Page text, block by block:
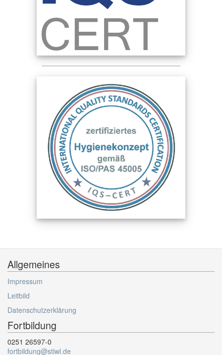
Allgemeines
Impressum
Leitbild
Datenschutzerklärung
Fortbildung
0251 26597-0
fortbildung@stiwl.de